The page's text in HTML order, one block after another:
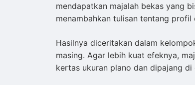
mendapatkan majalah bekas yang
menambahkan tulisan tentang
Hasilnya diceritakan dalam
masing. Agar lebih kuat efeknya,
kertas ukuran plano dan dipajang di